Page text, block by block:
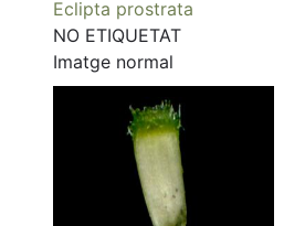
Eclipta prostrata
NO ETIQUETAT
Imatge normal